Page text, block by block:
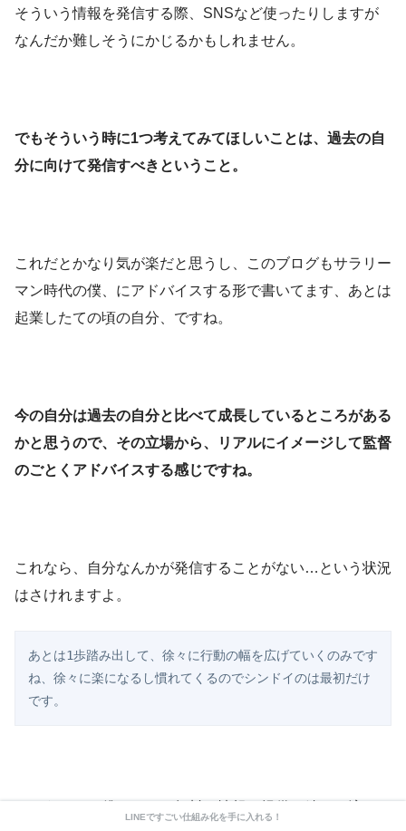
そういう情報を発信する際、SNSなど使ったりしますが
なんだか難しそうにかじるかもしれません。
でもそういう時に1つ考えてみてほしいことは、過去の自
分に向けて発信すべきということ。
これだとかなり気が楽だと思うし、このブログもサラリー
マン時代の僕、にアドバイスする形で書いてます、あとは
起業したての頃の自分、ですね。
今の自分は過去の自分と比べて成長しているところがある
かと思うので、その立場から、リアルにイメージして監督
のごとくアドバイスする感じですね。
これなら、自分なんかが発信することがない…という状況
はさけれますよ。
あとは1歩踏み出して、徐々に行動の幅を広げていくのみです
ね、徐々に楽になるし慣れてくるのでシンドイのは最初だけ
です。
LINEですごい仕組み化を手に入れる！